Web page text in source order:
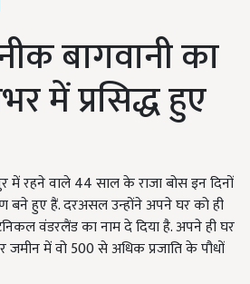
बागवानी का
में प्रसिद्ध हुए
में रहने वाले 44 साल के राजा बोस इन दिनों
बने हुए हैं. दरअसल उन्होंने अपने घर को ही
वंडरलैंड का नाम दे दिया है. अपने ही घर
में वो 500 से अधिक प्रजाति के पौधों